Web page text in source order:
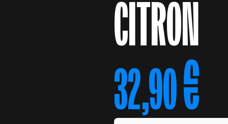
CITRON
32,90€